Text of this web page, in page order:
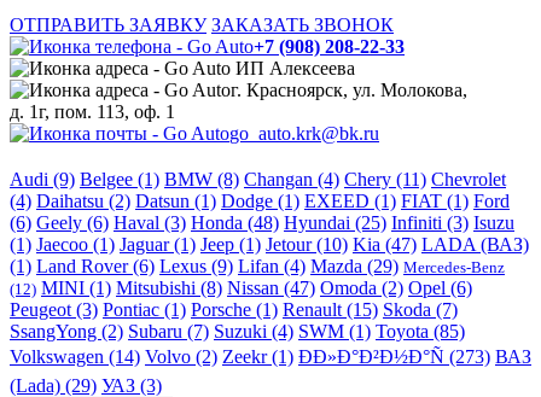
ОТПРАВИТЬ ЗАЯВКУ ЗАКАЗАТЬ ЗВОНОК
+7 (908) 208-22-33
ИП Алексеева
г. Красноярск, ул. Молокова,
д. 1г, пом. 113, оф. 1
go_auto.krk@bk.ru
Audi (9) Belgee (1) BMW (8) Changan (4) Chery (11) Chevrolet
(4) Daihatsu (2) Datsun (1) Dodge (1) EXEED (1) FIAT (1) Ford
(6) Geely (6) Haval (3) Honda (48) Hyundai (25) Infiniti (3) Isuzu
(1) Jaecoo (1) Jaguar (1) Jeep (1) Jetour (10) Kia (47) LADA (ВАЗ)
(1) Land Rover (6) Lexus (9) Lifan (4) Mazda (29) Mercedes-Benz
(12) MINI (1) Mitsubishi (8) Nissan (47) Omoda (2) Opel (6)
Peugeot (3) Pontiac (1) Porsche (1) Renault (15) Skoda (7)
SsangYong (2) Subaru (7) Suzuki (4) SWM (1) Toyota (85)
Volkswagen (14) Volvo (2) Zeekr (1) ÐÐ»Ð°Ð²Ð½Ð°Ñ (273) ВАЗ
(Lada) (29) УАЗ (3)